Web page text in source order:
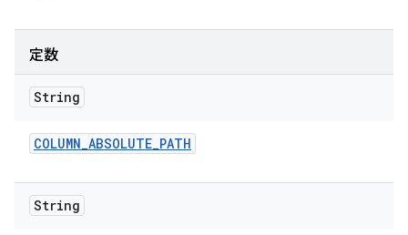
定数
String
COLUMN_ABSOLUTE_PATH
String